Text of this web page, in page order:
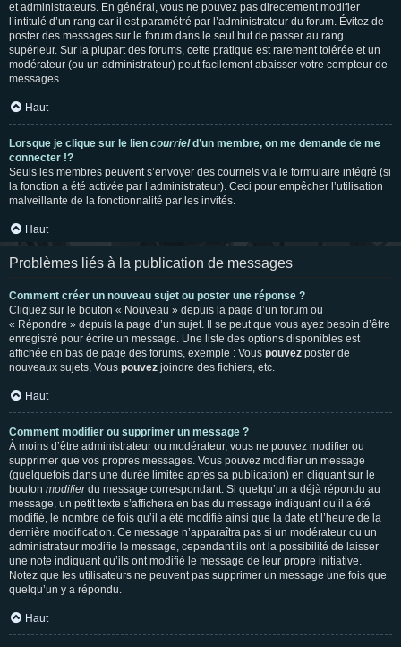
et administrateurs. En général, vous ne pouvez pas directement modifier
l’intitulé d’un rang car il est paramétré par l’administrateur du forum. Évitez de
poster des messages sur le forum dans le seul but de passer au rang
supérieur. Sur la plupart des forums, cette pratique est rarement tolérée et un
modérateur (ou un administrateur) peut facilement abaisser votre compteur de
messages.
Haut
Lorsque je clique sur le lien courrield’un membre, on me demande de me
connecter !?
Seuls les membres peuvent s’envoyer des courriels via le formulaire intégré (si
la fonction a été activée par l’administrateur). Ceci pour empêcher l’utilisation
malveillante de la fonctionnalité par les invités.
Haut
Problèmes liés à la publication de messages
Comment créer un nouveau sujet ou poster une réponse ?
Cliquez sur le bouton « Nouveau » depuis la page d’un forum ou
« Répondre » depuis la page d’un sujet. Il se peut que vous ayez besoin d’être
enregistré pour écrire un message. Une liste des options disponibles est
affichée en bas de page des forums, exemple : Vous pouvez poster de
nouveaux sujets, Vous pouvez joindre des fichiers, etc.
Haut
Comment modifier ou supprimer un message ?
À moins d’être administrateur ou modérateur, vous ne pouvez modifier ou
supprimer que vos propres messages. Vous pouvez modifier un message
(quelquefois dans une durée limitée après sa publication) en cliquant sur le
bouton modifierdu message correspondant. Si quelqu’un a déjà répondu au
message, un petit texte s’affichera en bas du message indiquant qu’il a été
modifié, le nombre de fois qu’il a été modifié ainsi que la date et l’heure de la
dernière modification. Ce message n’apparaîtra pas si un modérateur ou un
administrateur modifie le message, cependant ils ont la possibilité de laisser
une note indiquant qu’ils ont modifié le message de leur propre initiative.
Notez que les utilisateurs ne peuvent pas supprimer un message une fois que
quelqu’un y a répondu.
Haut